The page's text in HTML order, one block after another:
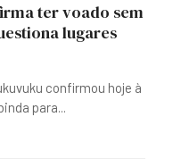
ter voado sem
lugares
confirmou hoje à
para...